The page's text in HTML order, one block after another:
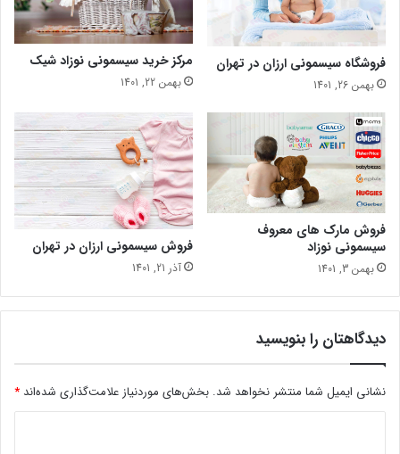
فروشگاه سیسمونی ارزان در تهران
بهمن 26, 1401
مرکز خرید سیسمونی نوزاد شیک
بهمن 22, 1401
فروش مارک های معروف
سیسمونی نوزاد
بهمن 3, 1401
فروش سیسمونی ارزان در تهران
آذر 21, 1401
دیدگاهتان را بنویسید
نشانی ایمیل شما منتشر نخواهد شد. بخش‌های موردنیاز علامت‌گذاری شده‌اند *